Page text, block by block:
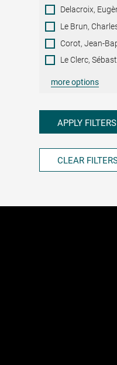
Delacroix,
Le Brun,
Corot, Jean-
Le Clerc,
more options
APPLY FILTERS
CLEAR